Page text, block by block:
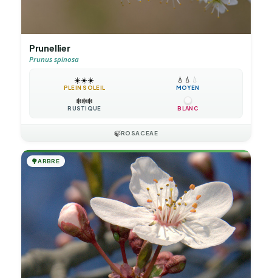
Prunellier
Prunus spinosa
☀️☀️☀️
PLEIN SOLEIL
💧 💧 💧
MOYEN
❄️❄️❄️
RUSTIQUE BLANC
🍃ROSACEAE
🌳ARBRE